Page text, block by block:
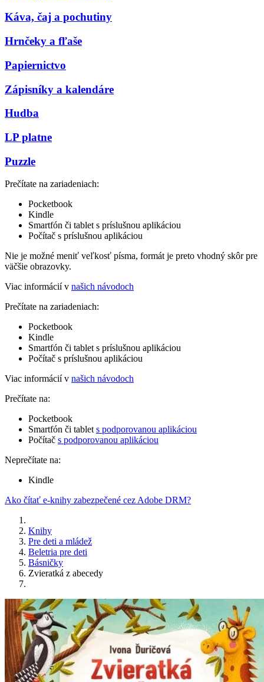
Káva, čaj a pochutiny
Hrnčeky a fľaše
Papiernictvo
Zápisníky a kalendáre
Hudba
LP platne
Puzzle
Prečítate na zariadeniach:
Pocketbook
Kindle
Smartfón či tablet s príslušnou aplikáciou
Počítač s príslušnou aplikáciou
Nie je možné meniť veľkosť písma, formát je preto vhodný skôr pre
väčšie obrazovky.
Viac informácií v našich návodoch
Prečítate na zariadeniach:
Pocketbook
Kindle
Smartfón či tablet s príslušnou aplikáciou
Počítač s príslušnou aplikáciou
Viac informácií v našich návodoch
Prečítate na:
Pocketbook
Smartfón či tablet s podporovanou aplikáciou
Počítač s podporovanou aplikáciou
Neprečítate na:
Kindle
Ako čítať e-knihy zabezpečené cez Adobe DRM?
Knihy
Pre deti a mládež
Beletria pre deti
Básničky
Zvieratká z abecedy